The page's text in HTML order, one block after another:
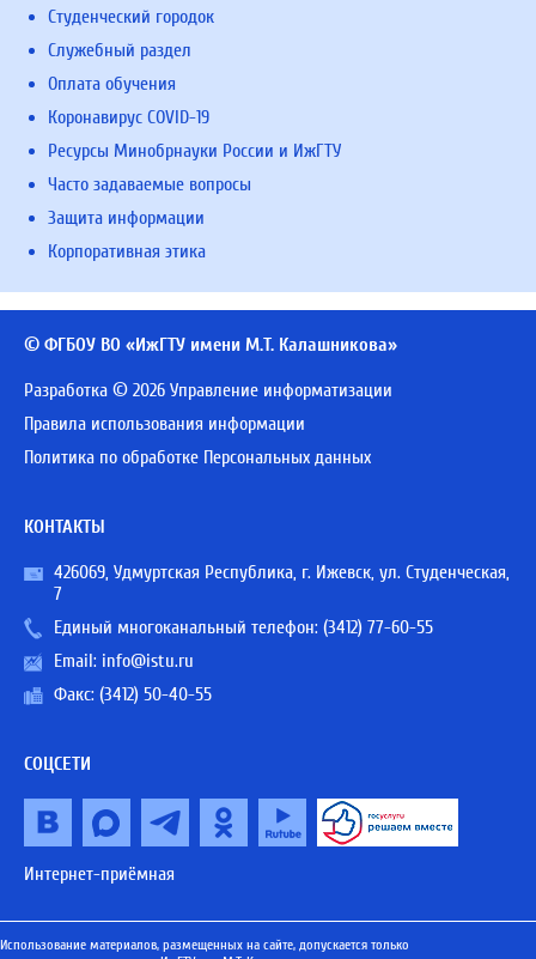
Студенческий городок
Служебный раздел
Оплата обучения
Коронавирус COVID-19
Ресурсы Минобрнауки России и ИжГТУ
Часто задаваемые вопросы
Защита информации
Корпоративная этика
© ФГБОУ ВО «ИжГТУ имени М.Т. Калашникова»
Разработка © 2026 Управление информатизации
Правила использования информации
Политика по обработке Персональных данных
КОНТАКТЫ
426069, Удмуртская Республика, г. Ижевск, ул. Студенческая,
7
Единый многоканальный телефон: (3412) 77-60-55
Email: info@istu.ru
Факс: (3412) 50-40-55
СОЦСЕТИ
Интернет-приёмная
Использование материалов, размещенных на сайте, допускается только